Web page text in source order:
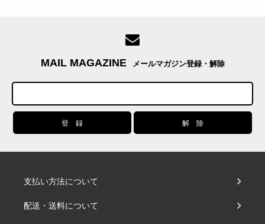
MAIL MAGAZINE メールマガジン登録・解除
支払い方法について
配送・送料について